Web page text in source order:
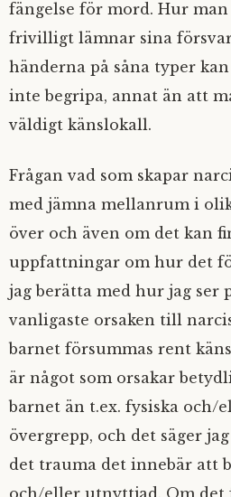
fängelse för mord. Hur
frivilligt lämnar sina
händerna på såna typer
inte begripa, annat än att
väldigt känslokall.
Frågan vad som skapar
med jämna mellanrum i
över och även om det kan
uppfattningar om hur det
jag berätta med hur jag ser
vanligaste orsaken till
barnet försummas rent
är något som orsakar
barnet än t.ex. fysiska och/
övergrepp, och det säger
det trauma det innebär att
och/eller utnyttjad. Om det